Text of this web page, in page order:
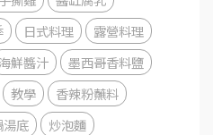
日式料理
露營料理
鮮醬汁
墨西哥香料鹽
教學
香辣粉蘸料
湯底
炒泡麵